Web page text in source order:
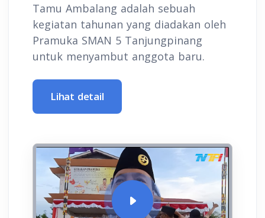
Tamu Ambalang adalah sebuah
kegiatan tahunan yang diadakan oleh
Pramuka SMAN 5 Tanjungpinang
untuk menyambut anggota baru.
Lihat detail